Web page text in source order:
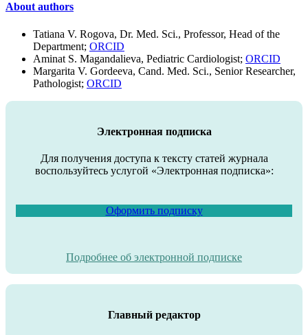
About authors
Tatiana V. Rogova, Dr. Med. Sci., Professor, Head of the
Department; ORCID
Aminat S. Magandalieva, Pediatric Cardiologist; ORCID
Margarita V. Gordeeva, Cand. Med. Sci., Senior Researcher,
Pathologist; ORCID
Электронная подписка
Для получения доступа к тексту статей журнала
воспользуйтесь услугой «Электронная подписка»:
Оформить подписку
Подробнее об электронной подписке
Главный редактор